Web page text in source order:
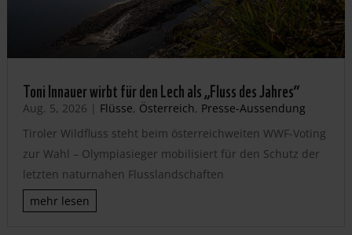
Toni Innauer wirbt für den Lech als „Fluss des Jahres“
Aug. 5, 2026 | Flüsse, Österreich, Presse-Aussendung
Tiroler Wildfluss steht beim österreichweiten WWF-Voting
zur Wahl – Olympiasieger mobilisiert für den Schutz der
letzten naturnahen Flusslandschaften
mehr lesen